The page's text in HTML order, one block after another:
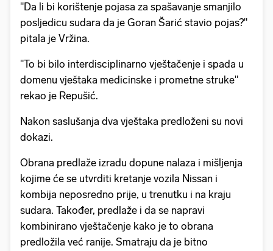
"Da li bi korištenje pojasa za spašavanje smanjilo
posljedicu sudara da je Goran Šarić stavio pojas?"
pitala je Vržina.
"To bi bilo interdisciplinarno vještačenje i spada u
domenu vještaka medicinske i prometne struke"
rekao je Repušić.
Nakon saslušanja dva vještaka predloženi su novi
dokazi.
Obrana predlaže izradu dopune nalaza i mišljenja
kojime će se utvrditi kretanje vozila Nissan i
kombija neposredno prije, u trenutku i na kraju
sudara. Također, predlaže i da se napravi
kombinirano vještačenje kako je to obrana
predložila već ranije. Smatraju da je bitno